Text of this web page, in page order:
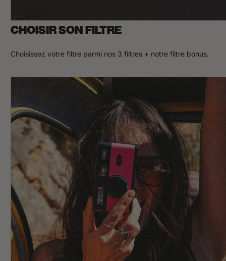
CHOISIR SON FILTRE
Choisissez votre filtre parmi nos 3 filtres + notre filtre bonus.